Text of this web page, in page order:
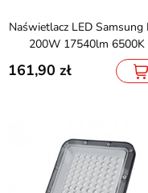
Naświetlacz LED Samsung Pro
200W 17540lm 6500K
161,90